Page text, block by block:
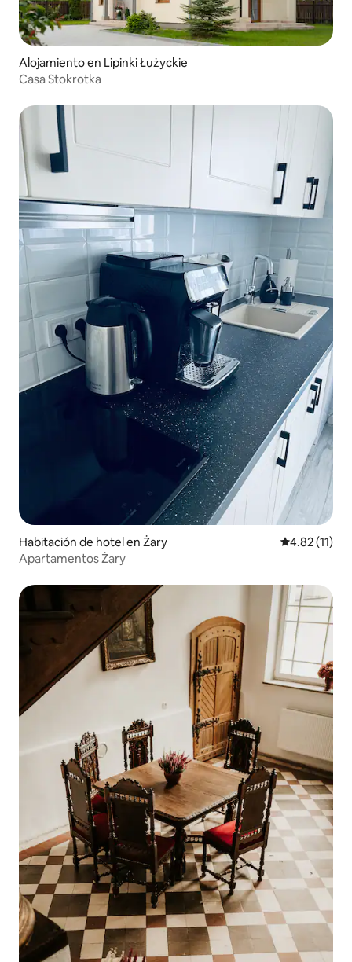
Alojamiento en Lipinki Łużyckie
Casa Stokrotka
Habitación de hotel en Żary Calificación
4.82 (11)
Apartamentos Żary